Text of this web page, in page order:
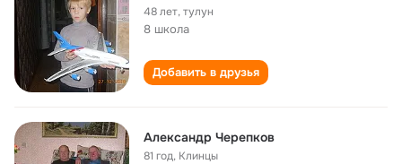
48 лет,тулун
8 школа
Добавить в друзья
Александр Черепков
81 год, Клинцы